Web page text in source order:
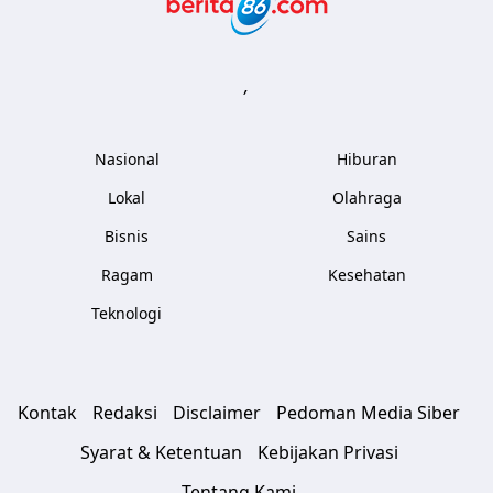
,
Nasional
Lokal
Bisnis
Ragam
Teknologi
Hiburan
Olahraga
Sains
Kesehatan
Kontak Redaksi Disclaimer
Pedoman Media Siber
Syarat & Ketentuan
Kebijakan Privasi